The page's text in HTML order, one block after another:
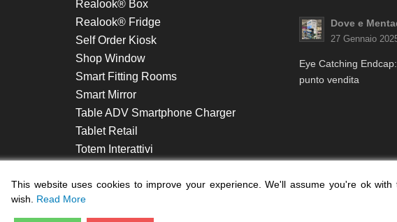
Realook® Box
Realook® Fridge
Self Order Kiosk
Shop Window
Smart Fitting Rooms
Smart Mirror
Table ADV Smartphone Charger
Tablet Retail
Totem Interattivi
Dove e
27 Gennaio
Eye Catching
punto vendita
This website uses cookies to improve your experience. We'll assume you're ok
wish. Read More